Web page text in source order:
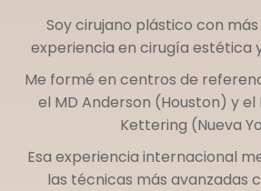
Soy cirujano plástico con
experiencia en cirugía estética
Me formé en centros de
el MD Anderson (Houston) y el
Kettering (Nueva
Esa experiencia internacional
las técnicas más avanzadas